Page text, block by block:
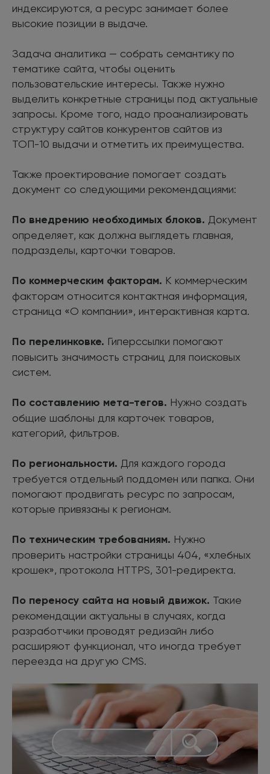
индексируются, а ресурс занимает более
высокие позиции в выдаче.
Задача аналитика — собрать семантику по
тематике сайта, чтобы оценить
пользовательские интересы. Также нужно
выделить конкретные страницы под актуальные
запросы. Кроме того, надо проанализировать
структуру сайтов конкурентов сайтов из
ТОП-10 выдачи и отметить их преимущества.
Также проектирование помогает создать
документ со следующими рекомендациями:
По внедрению необходимых блоков. Документ
определяет, как должна выглядеть главная,
подразделы, карточки товаров.
По коммерческим факторам. К коммерческим
факторам относится контактная информация,
страница «О компании», интерактивная карта.
По перелинковке. Гиперссылки помогают
повысить значимость страниц для поисковых
систем.
По составлению мета-тегов. Нужно создать
общие шаблоны для карточек товаров,
категорий, фильтров.
По региональности. Для каждого города
требуется отдельный поддомен или папка. Они
помогают продвигать ресурс по запросам,
которые привязаны к регионам.
По техническим требованиям. Нужно
проверить настройки страницы 404, «хлебных
крошек», протокола HTTPS, 301-редиректа.
По переносу сайта на новый движок. Такие
рекомендации актуальны в случаях, когда
разработчики проводят редизайн либо
расширяют функционал, что иногда требует
переезда на другую CMS.